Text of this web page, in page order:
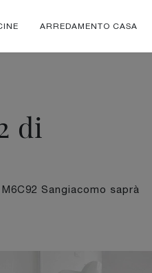
ARREDAMENTO CASA
di
Sangiacomo saprà